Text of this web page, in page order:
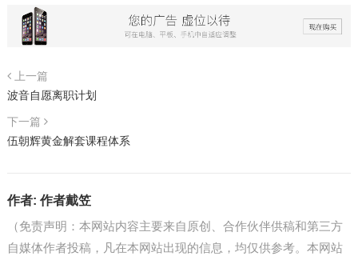
上一篇
波音自愿离职计划
下一篇
伍朝辉黄金解套课程体系
作者: 作者戴笠
（免责声明：本网站内容主要来自原创、合作伙伴供稿和第三方
自媒体作者投稿，凡在本网站出现的信息，均仅供参考。本网站